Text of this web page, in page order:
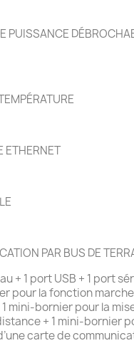
PUISSANCE
ETHERNET
PAR BUS DE
+ 1 port USB + 1 port
pour la fonction
mini-bornier pour la
+ 1 mini-bornier
carte de